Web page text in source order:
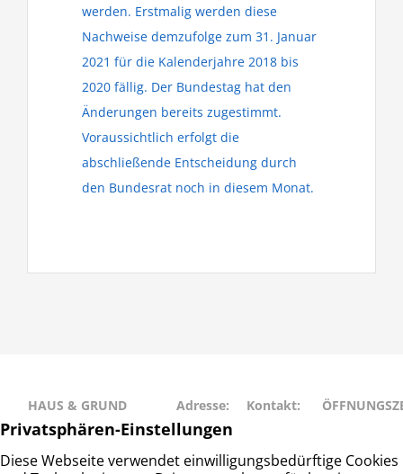
werden. Erstmalig werden diese
Nachweise demzufolge zum 31. Januar
2021 für die Kalenderjahre 2018 bis
2020 fällig. Der Bundestag hat den
Änderungen bereits zugestimmt.
Voraussichtlich erfolgt die
abschließende Entscheidung durch
den Bundesrat noch in diesem Monat.
HAUS & GRUND
RAHLSTEDT
Haus- und
Adresse:
Schweriner
Str. 27
Kontakt:
– 677 88 66 • Freitag: